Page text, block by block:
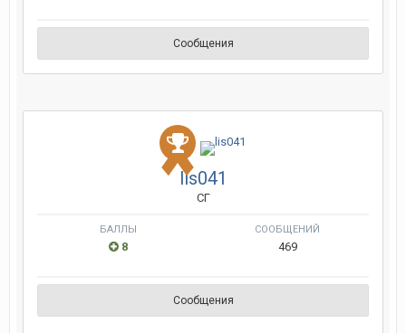
Сообщения
lis041
СГ
БАЛЛЫ
8
СООБЩЕНИЙ
469
Сообщения